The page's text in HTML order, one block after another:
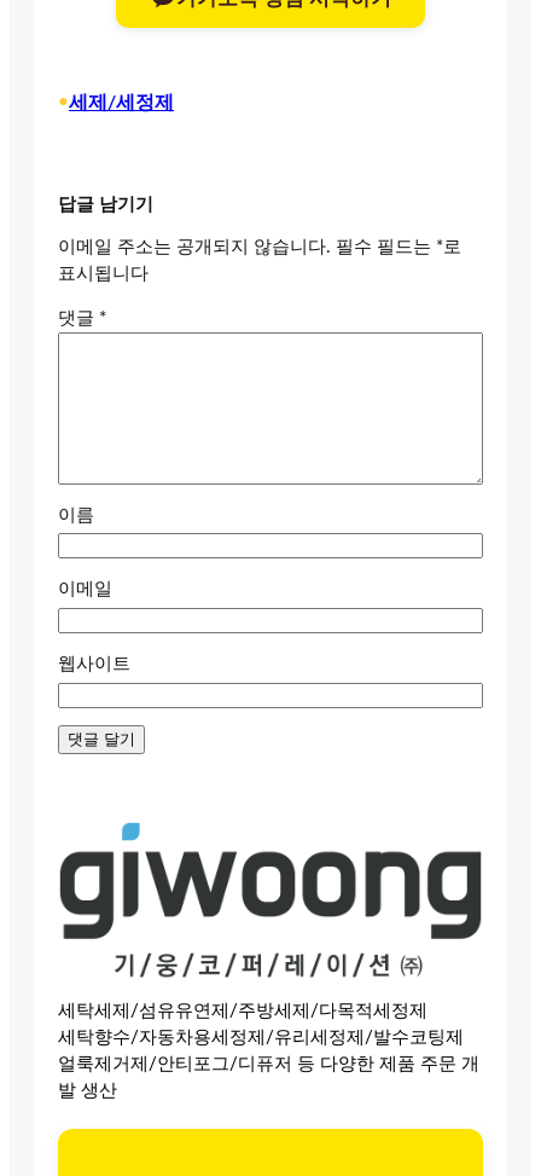
•세제/세정제
답글 남기기
이메일 주소는 공개되지 않습니다. 필수 필드는 *로
표시됩니다
댓글 *
이름
이메일
웹사이트
세탁세제/섬유유연제/주방세제/다목적세정제
세탁향수/자동차용세정제/유리세정제/발수코팅제
얼룩제거제/안티포그/디퓨저 등 다양한 제품 주문 개
발 생산